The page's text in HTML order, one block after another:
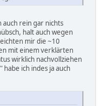
auch rein gar nichts
halt auch wegen
mir die ~10
mit einem verklärten
wirklich nachvollziehen
ich indes ja auch